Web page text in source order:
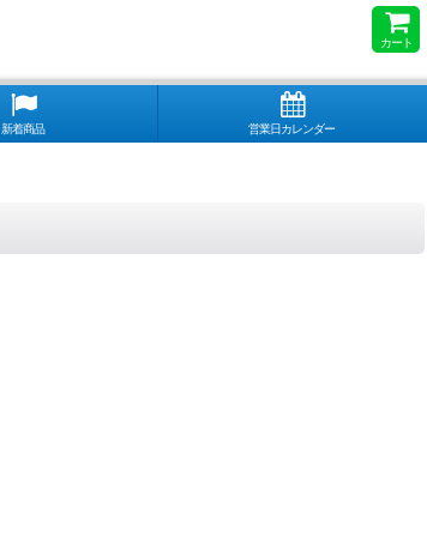
カート
新着商品 営業日カレンダー